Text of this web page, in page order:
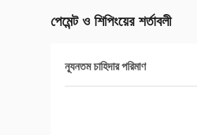
পেমেন্ট ও শিপিংয়ের শর্তাবলী
ন্যূনতম চাহিদার পরিমাণ